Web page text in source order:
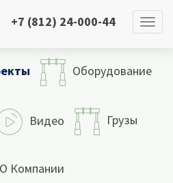
+7 (812) 24-000-44
Оборудование
Видео Грузы
О Компании